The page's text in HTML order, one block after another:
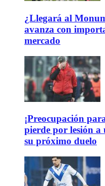
¿Llegará al
avanza con
mercado
¡Preocupación
pierde por lesión a
su próximo duelo